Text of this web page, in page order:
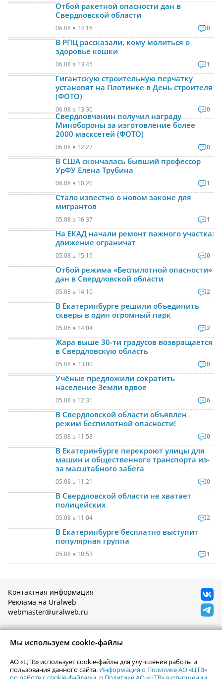
Отбой ракетной опасности дан в
Свердловской области
06.08 в 14:16 0
В РПЦ рассказали, кому молиться о
здоровье кошки
06.08 в 13:45 1
Гигантскую строительную перчатку
установят на Плотинке в День строителя
(ФОТО)
06.08 в 13:30 0
Свердловчанин получил награду
Минобороны за изготовление более
2000 масксетей (ФОТО)
06.08 в 12:27 0
В США скончалась бывший профессор
УрФУ Елена Трубина
06.08 в 10:20 1
Стало известно о новом законе для
мигрантов
05.08 в 16:37 1
На ЕКАД начали ремонт важного участка:
движение ограничат
05.08 в 15:19 0
Отбой режима «Беспилотной опасности»
дан в Свердловской области
05.08 в 14:10 2
В Екатеринбурге решили объединить
скверы в один огромный парк
05.08 в 14:04 2
Жара выше 30-ти градусов возвращается
в Свердловскую область
05.08 в 13:00 0
Учёные предложили сократить
население Земли вдвое
05.08 в 12:31 6
В Свердловской области объявлен
режим беспилотной опасности!
05.08 в 11:58 0
В Екатеринбурге перекроют улицы для
машин и общественного транспорта из-
за масштабного забега
05.08 в 11:21 0
В Свердловской области не хватает
полицейских
05.08 в 11:04 2
В Екатеринбурге бесплатно выступит
популярная группа
05.08 в 10:53 1
Контактная информация
Реклама на Uralweb
webmaster@uralweb.ru
Новости Екатеринбурга
Погода в Екатеринбурге
Афиша
Телепрограмма
Гастроли
Мы используем cookie-файлы
АО «ЦТВ» использует cookie-файлы для улучшения работы и
пользования данного сайта. Информация о Политике АО «ЦТВ»